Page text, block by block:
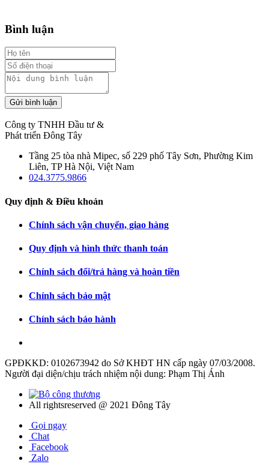
Bình luận
Gửi bình luận
Công ty TNHH Đầu tư &
Phát triển Đông Tây
Tầng 25 tòa nhà Mipec, số 229 phố Tây Sơn, Phường Kim
Liên, TP Hà Nội, Việt Nam
024.3775.9866
Quy định & Điều khoản
Chính sách vận chuyển, giao hàng
Quy định và hình thức thanh toán
Chính sách đổi/trả hàng và hoàn tiền
Chính sách bảo mật
Chính sách bảo hành
GPĐKKD: 0102673942 do Sở KHĐT HN cấp ngày 07/03/2008.
Người đại diện/chịu trách nhiệm nội dung: Phạm Thị Ánh
All rightsreserved @ 2021 Đông Tây
Gọi ngay
Chat
Facebook
Zalo